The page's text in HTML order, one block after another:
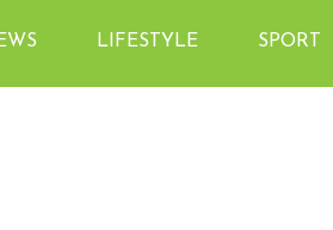
LIFESTYLE SPORT